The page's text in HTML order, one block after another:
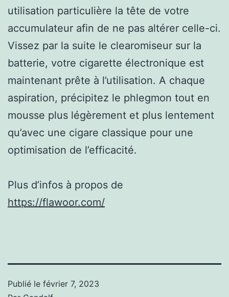
utilisation particulière la tête de votre
accumulateur afin de ne pas altérer celle-ci.
Vissez par la suite le clearomiseur sur la
batterie, votre cigarette électronique est
maintenant prête à l’utilisation. A chaque
aspiration, précipitez le phlegmon tout en
mousse plus légèrement et plus lentement
qu’avec une cigare classique pour une
optimisation de l’efficacité.
Plus d’infos à propos de
https://flawoor.com/
Publié le février 7, 2023